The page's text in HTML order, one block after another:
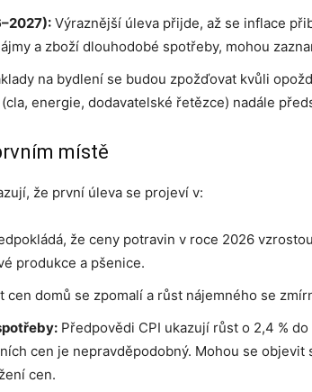
Výraznější úleva přijde, až se inflace
a zboží dlouhodobé spotřeby, mohou
na bydlení se budou zpožďovat kvůli
energie, dodavatelské řetězce) nadále
místě
že první úleva se projeví v:
že ceny potravin v roce 2026
produkce a pšenice.
cen domů se zpomalí a růst nájemného se
Předpovědi CPI ukazují růst o 2,4 %
cen je nepravděpodobný. Mohou se objevit
cen.